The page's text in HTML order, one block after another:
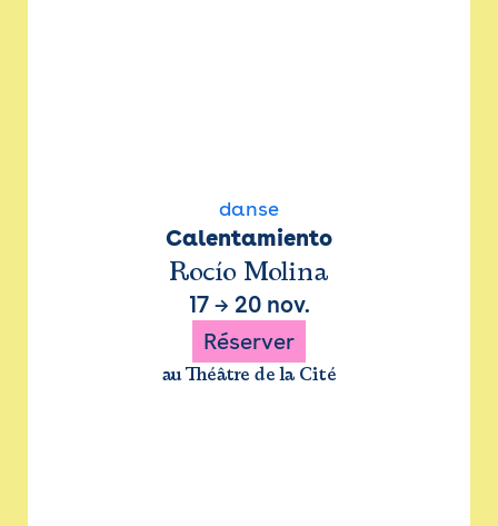
danse
Calentamiento
Rocío Molina
17→ 20 nov.
Réserver
au Théâtre de la Cité